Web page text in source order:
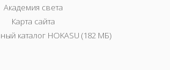
Академия света
Карта сайта
каталог HOKASU (182 МБ)